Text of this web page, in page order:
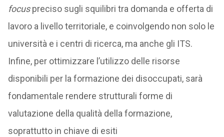
focuspreciso sugli squilibri tra domanda e offerta di
lavoro a livello territoriale, e coinvolgendo non solo le
università e i centri di ricerca, ma anche gli ITS.
Infine, per ottimizzare l’utilizzo delle risorse
disponibili per la formazione dei disoccupati, sarà
fondamentale rendere strutturali forme di
valutazione della qualità della formazione,
soprattutto in chiave di esiti